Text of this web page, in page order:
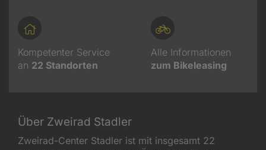
Kompetenter Service
an 22 Standorten
Alle Informationen
zum Bikeleasing
Über Zweirad Stadler
Zweirad-Center Stadler ist mit insgesamt 22